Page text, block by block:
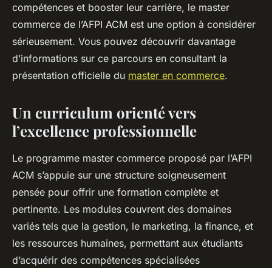
compétences et booster leur carrière, le master
commerce de l’AFPI ACM est une option à considérer
sérieusement. Vous pouvez découvrir davantage
d’informations sur ce parcours en consultant la
présentation officielle du master en commerce.
Un curriculum orienté vers
l’excellence professionnelle
Le programme master commerce proposé par l’AFPI
ACM s’appuie sur une structure soigneusement
pensée pour offrir une formation complète et
pertinente. Les modules couvrent des domaines
variés tels que la gestion, le marketing, la finance, et
les ressources humaines, permettant aux étudiants
d’acquérir des compétences spécialisées